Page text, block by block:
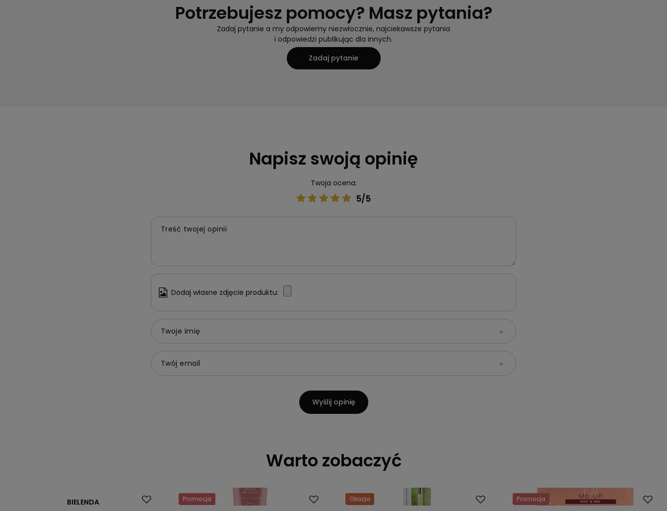
Potrzebujesz pomocy? Masz pytania?
Zadaj pytanie a my odpowiemy niezwłocznie, najciekawsze pytania
i odpowiedzi publikując dla innych.
Zadaj pytanie
Napisz swoją opinię
Twoja ocena:
5/5
Treść twojej opinii
Dodaj własne zdjęcie produktu:
Twoje imię
Twój email
Wyślij opinię
Warto zobaczyć
BIELENDA
Promocja Okazja Promocja